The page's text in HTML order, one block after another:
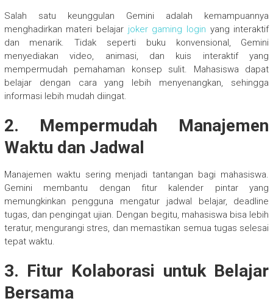
Salah satu keunggulan Gemini adalah kemampuannya
menghadirkan materi belajar joker gaming login yang interaktif
dan menarik. Tidak seperti buku konvensional, Gemini
menyediakan video, animasi, dan kuis interaktif yang
mempermudah pemahaman konsep sulit. Mahasiswa dapat
belajar dengan cara yang lebih menyenangkan, sehingga
informasi lebih mudah diingat.
2. Mempermudah Manajemen
Waktu dan Jadwal
Manajemen waktu sering menjadi tantangan bagi mahasiswa.
Gemini membantu dengan fitur kalender pintar yang
memungkinkan pengguna mengatur jadwal belajar, deadline
tugas, dan pengingat ujian. Dengan begitu, mahasiswa bisa lebih
teratur, mengurangi stres, dan memastikan semua tugas selesai
tepat waktu.
3. Fitur Kolaborasi untuk Belajar
Bersama